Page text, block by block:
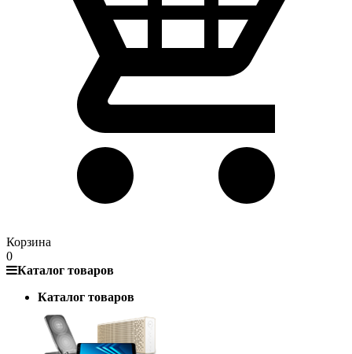
Корзина
0
Каталог товаров
Каталог товаров